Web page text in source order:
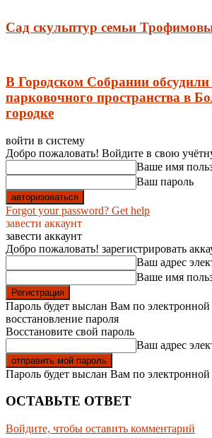
Сад скульптур семьи
В Городском Собрании
парковочного пространства в
городке
войти в систему
Добро пожаловать! Войдите в свою
Ваше имя
Ваш пароль
Forgot your password? Get help
завести аккаунт
завести аккаунт
Добро пожаловать! зарегистрировать
Ваш адрес
Ваше имя
Пароль будет выслан Вам по электронной
восстановление пароля
Восстановите свой пароль
Ваш адрес
Пароль будет выслан Вам по электронной
ОСТАВЬТЕ ОТВЕТ
Войдите, чтобы оставить комментарий